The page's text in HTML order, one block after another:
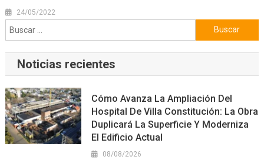
24/05/2022
Buscar:
Noticias recientes
Cómo Avanza La Ampliación Del
Hospital De Villa Constitución: La Obra
Duplicará La Superficie Y Moderniza
El Edificio Actual
08/08/2026